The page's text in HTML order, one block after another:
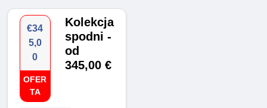
€34
5,0
0
OFER
TA
Kolekcja
spodni -
od
345,00 €